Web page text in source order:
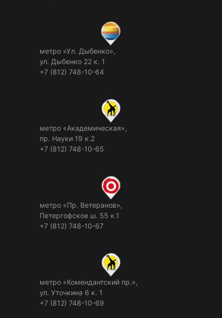
метро «Ул. Дыбенко»,
ул. Дыбенко 22 к. 1
+7 (812) 748-10-64
метро «Академическая»,
пр. Науки 19 к.2
+7 (812) 748-10-65
метро «Пр. Ветеранов»,
Петергофское ш. 55 к.1
+7 (812) 748-10-67
метро «Комендантский пр.»,
ул. Уточкина 6 к. 1
+7 (812) 748-10-69